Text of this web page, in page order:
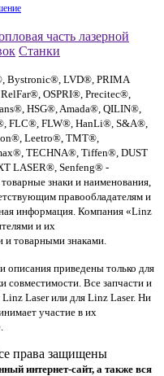
часть лазерной
Станки
Bystronic®, LVD®, PRIMA
OSPRI®, Precitec®,
HSG®, Amada®, QILIN®,
FLC®, FLW®, HanLi®, S&A®,
Leetro®, TMT®,
TECHNA®, Tiffen®, DUST
LASER®, Senfeng® -
знаки и наименования,
правообладателям и
информация. Компания «Linz
и их
товарными знаками.
приведены только для
совместимости. Все запчасти и
Laser или для Linz Laser. Ни
участие в их
права защищены
интернет-сайт, а также вся